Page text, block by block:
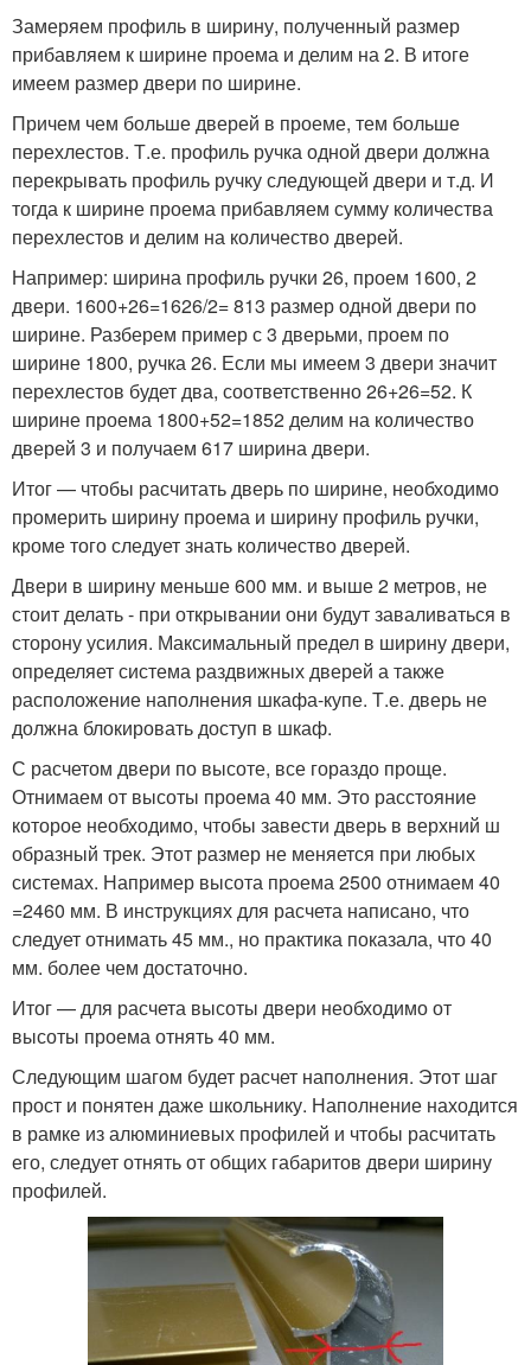
Замеряем профиль в ширину, полученный размер
прибавляем к ширине проема и делим на 2. В итоге
имеем размер двери по ширине.
Причем чем больше дверей в проеме, тем больше
перехлестов. Т.е. профиль ручка одной двери должна
перекрывать профиль ручку следующей двери и т.д. И
тогда к ширине проема прибавляем сумму количества
перехлестов и делим на количество дверей.
Например: ширина профиль ручки 26, проем 1600, 2
двери. 1600+26=1626/2= 813 размер одной двери по
ширине. Разберем пример с 3 дверьми, проем по
ширине 1800, ручка 26. Если мы имеем 3 двери значит
перехлестов будет два, соответственно 26+26=52. К
ширине проема 1800+52=1852 делим на количество
дверей 3 и получаем 617 ширина двери.
Итог — чтобы расчитать дверь по ширине, необходимо
промерить ширину проема и ширину профиль ручки,
кроме того следует знать количество дверей.
Двери в ширину меньше 600 мм. и выше 2 метров, не
стоит делать - при открывании они будут заваливаться в
сторону усилия. Максимальный предел в ширину двери,
определяет система раздвижных дверей а также
расположение наполнения шкафа-купе. Т.е. дверь не
должна блокировать доступ в шкаф.
С расчетом двери по высоте, все гораздо проще.
Отнимаем от высоты проема 40 мм. Это расстояние
которое необходимо, чтобы завести дверь в верхний ш
образный трек. Этот размер не меняется при любых
системах. Например высота проема 2500 отнимаем 40
=2460 мм. В инструкциях для расчета написано, что
следует отнимать 45 мм., но практика показала, что 40
мм. более чем достаточно.
Итог — для расчета высоты двери необходимо от
высоты проема отнять 40 мм.
Следующим шагом будет расчет наполнения. Этот шаг
прост и понятен даже школьнику. Наполнение находится
в рамке из алюминиевых профилей и чтобы расчитать
его, следует отнять от общих габаритов двери ширину
профилей.